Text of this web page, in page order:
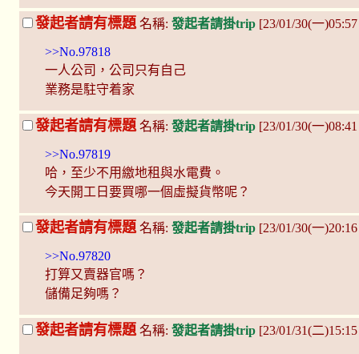
發起者請有標題 名稱: 發起者請掛trip [23/01/30(一
>>No.97818
一人公司，公司只有自己
業務是駐守着家
發起者請有標題 名稱: 發起者請掛trip [23/01/30(一
>>No.97819
哈，至少不用繳地租與水電費。
今天開工日要買哪一個虛擬貨幣呢？
發起者請有標題名稱: 發起者請掛trip [23/01/30(一
>>No.97820
打算又賣器官嗎？
儲備足夠嗎？
發起者請有標題 名稱: 發起者請掛trip [23/01/31(二